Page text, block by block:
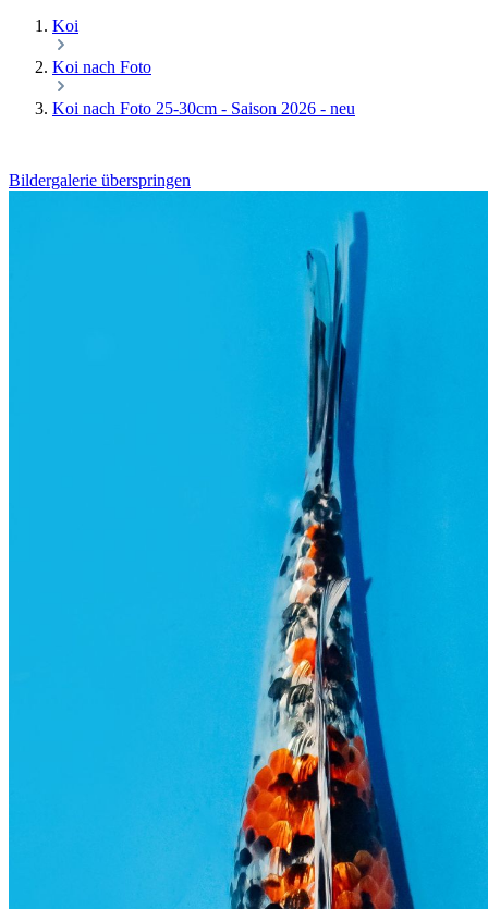
Koi
Koi nach Foto
Koi nach Foto 25-30cm - Saison 2026 - neu
Bildergalerie überspringen